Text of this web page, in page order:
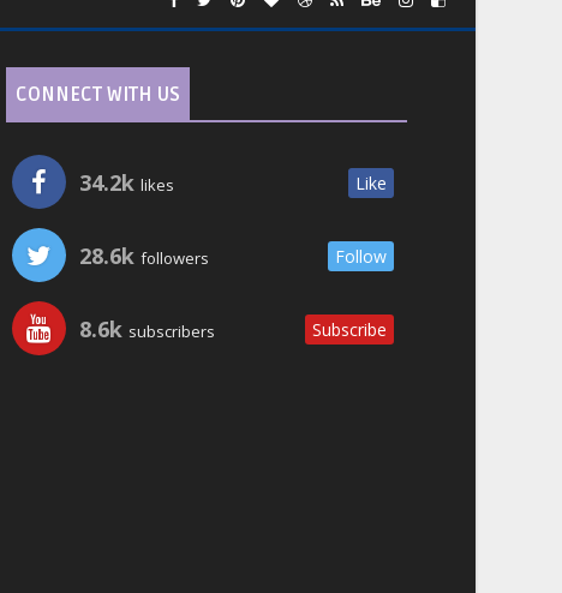
CONNECT WITH US
34.2k likes Like
28.6k followers Follow
8.6k subscribers Subscribe